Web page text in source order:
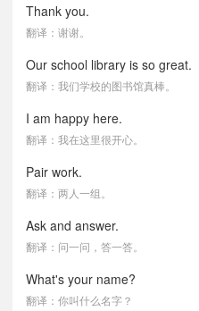
Thank you.
翻译：谢谢。
Our school library is so great.
翻译：我们学校的图书馆真棒。
I am happy here.
翻译：我在这里很开心。
Pair work.
翻译：两人一组。
Ask and answer.
翻译：问一问，答一答。
What's your name?
翻译：你叫什么名字？